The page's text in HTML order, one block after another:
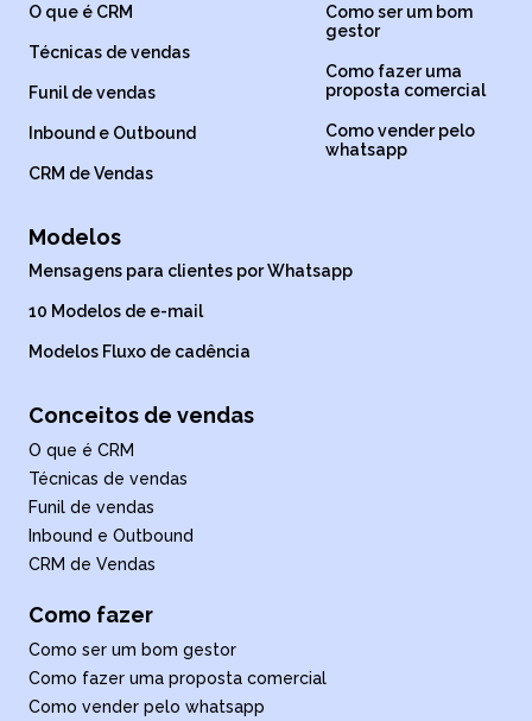
O que é CRM
Técnicas de vendas
Funil de vendas
Inbound e Outbound
CRM de Vendas
Como ser um bom
gestor
Como fazer uma
proposta comercial
Como vender pelo
whatsapp
Modelos
Mensagens para clientes por Whatsapp
10 Modelos de e-mail
Modelos Fluxo de cadência
Conceitos de vendas
O que é CRM
Técnicas de vendas
Funil de vendas
Inbound e Outbound
CRM de Vendas
Como fazer
Como ser um bom gestor
Como fazer uma proposta comercial
Como vender pelo whatsapp